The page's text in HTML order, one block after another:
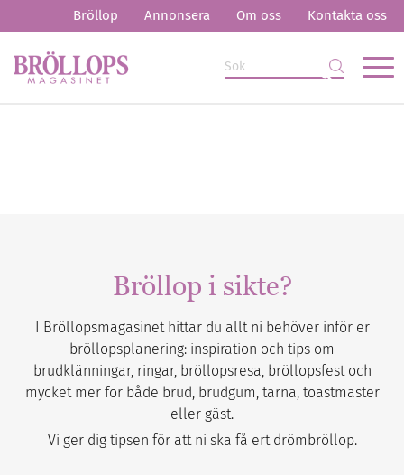
Bröllop Annonsera Om oss Kontakta oss
Bröllop i sikte?
I Bröllopsmagasinet hittar du allt ni behöver inför er
bröllopsplanering: inspiration och tips om
brudklänningar, ringar, bröllopsresa, bröllopsfest och
mycket mer för både brud, brudgum, tärna, toastmaster
eller gäst.
Vi ger dig tipsen för att ni ska få ert drömbröllop.